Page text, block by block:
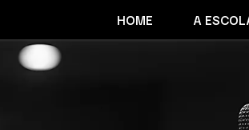
HOME A